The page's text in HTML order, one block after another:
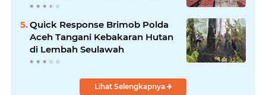
Kuta Ujung Aceh Tenggara
Quick Response Brimob Polda
Aceh Tangani Kebakaran Hutan
di Lembah Seulawah
Lihat Selengkapnya